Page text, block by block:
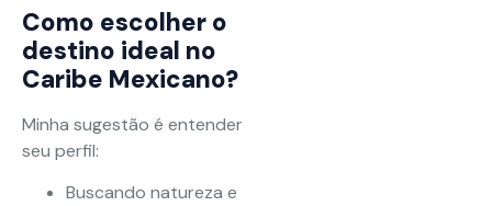
Como escolher o
destino ideal no
Caribe Mexicano?
Minha sugestão é entender
seu perfil:
Buscando natureza e